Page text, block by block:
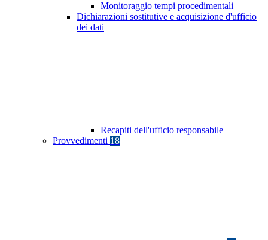
Monitoraggio tempi procedimentali
Dichiarazioni sostitutive e acquisizione d'ufficio
dei dati
Recapiti dell'ufficio responsabile
Provvedimenti 18